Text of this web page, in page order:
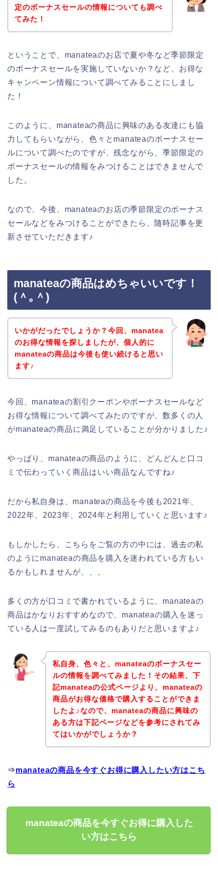
定のボーナスセールの情報についても調べ
てみた！
ということで、manateaのお店で夏や冬など季節限定
のボーナスセールを実施していないか？など、お得な
キャンペーン情報について調べてみることにしまし
た！
このように、manateaの商品に興味のある友達にも協
力してもらいながら、色々とmanateaのボーナスセー
ルについて調べたのですが、残念ながら、季節限定の
ボーナスセールの情報をみつけることはできませんで
した。
なので、今後、manateaのお店の季節限定のボーナス
セールなどをみつけることができたら、随時記事を更
新させていただきます♪
manateaの商品はめちゃいいです！
(＾｡＾)
いかがだったでしょうか？今回、manatea
のお得な情報を探しましたが、個人的に
manateaの商品は今後も使い続けると思い
ます♪
今回、manateaの割引クーポンやボーナスセールなど
お得な情報について調べてみたのですが、数多くの人
がmanateaの商品に満足していることが分かりました♪
やっぱり、manateaの商品のように、どんどんと口コ
ミで伝わっていく商品はいい商品なんですね♪
だから私自身は、manateaの商品を今後も2021年、
2022年、2023年、2024年と利用していくと思います♪
もしかしたら、こちらをご覧の方の中には、過去の私
のようにmanateaの商品を購入を迷われている方もい
るかもしれませんが、、、
多くの方が口コミで書かれているように、manateaの
商品はかなりおすすめなので、manateaの購入を迷っ
ている人は一度試してみるのもありだと思いますよ♪
私自身、色々と、manateaのボーナスセー
ルの情報を調べてみました！その結果、下
記manateaの公式ページより、manateaの
商品がお得な価格で購入することができま
したよ♪なので、manateaの商品に興味の
ある方は下記ページなどを参考にされてみ
てはいかがでしょうか？
⇒manateaの商品を今すぐお得に購入したい方はこち
ら
manateaの商品を今すぐお得に購入した
い方はこちら